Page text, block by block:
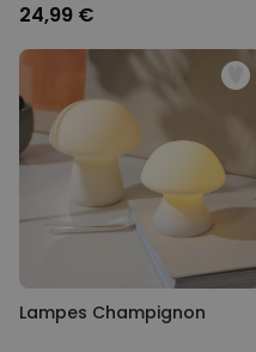
24,99 €
Lampes Champignon